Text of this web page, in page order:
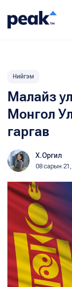
Нийгэм
Малайз
Монгол
гаргав
Х.Оргил
08 сарын